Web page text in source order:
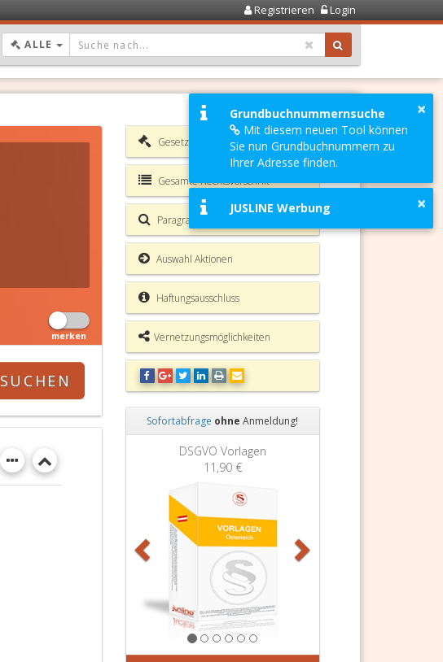
Registrieren Login
ALLE DROPDOWN: GEWÄHLTER WERT IST ALLE
merken
SUCHEN
Gesetzesverzeichnis
Gesamte Rechtsvorschrift
Paragrafen Volltextsuche
Auswahl Aktionen
Haftungsausschluss
Vernetzungsmöglichkeiten
Sofortabfrage ohne Anmeldung!
Grundbuchauszug
Zurück
×
Grundbuchnummernsuche
Mit diesem neuen Tool können
Sie nun Grundbuchnummern zu
Ihrer Adresse finden.
×
JUSLINE Werbung